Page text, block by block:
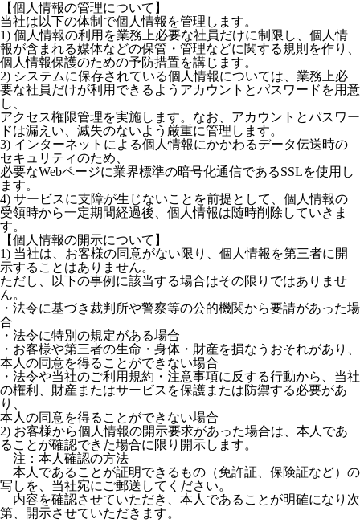
【個人情報の管理について】
当社は以下の体制で個人情報を管理します。
1) 個人情報の利用を業務上必要な社員だけに制限し、個人情
報が含まれる媒体などの保管・管理などに関する規則を作り、
個人情報保護のための予防措置を講じます。
2) システムに保存されている個人情報については、業務上必
要な社員だけが利用できるようアカウントとパスワードを用意
し、
アクセス権限管理を実施します。なお、アカウントとパスワー
ドは漏えい、滅失のないよう厳重に管理します。
3) インターネットによる個人情報にかかわるデータ伝送時の
セキュリティのため、
必要なWebページに業界標準の暗号化通信であるSSLを使用し
ます。
4) サービスに支障が生じないことを前提として、個人情報の
受領時から一定期間経過後、個人情報は随時削除していきま
す。
【個人情報の開示について】
1) 当社は、お客様の同意がない限り、個人情報を第三者に開
示することはありません。
ただし、以下の事例に該当する場合はその限りではありませ
ん。
・法令に基づき裁判所や警察等の公的機関から要請があった場
合
・法令に特別の規定がある場合
・お客様や第三者の生命・身体・財産を損なうおそれがあり、
本人の同意を得ることができない場合
・法令や当社のご利用規約・注意事項に反する行動から、当社
の権利、財産またはサービスを保護または防禦する必要があ
り、
本人の同意を得ることができない場合
2) お客様から個人情報の開示要求があった場合は、本人であ
ることが確認できた場合に限り開示します。
注：本人確認の方法
本人であることが証明できるもの（免許証、保険証など）の
写しを、当社宛にご郵送してください。
内容を確認させていただき、本人であることが明確になり次
第、開示させていただきます。